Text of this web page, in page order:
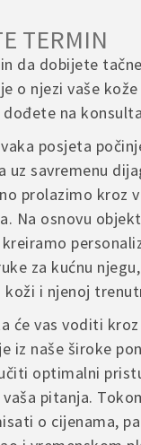
u roku od14 dana od
neoštećen i u
pitanja, molimo
forme na web stranici,
odgovoriti na sva vaša
ujutro i/ili navečer, ili po
i njegovana.
mlijekonakon
suhim područjima
osjećaj
koristite
i omogućili bolju
njegu tokom cijele
koža sklonija isušivanju.
“Velvet Love
will not be published.
and website in this
TERMIN
da dobijete
o njezi vaše
na
posjeta
uz savremenu
prolazimo kroz
Na osnovu
za kućnu
koži i njenoj
će vas voditi
iz naše široke
optimalni
pitanja.
o cijenama,